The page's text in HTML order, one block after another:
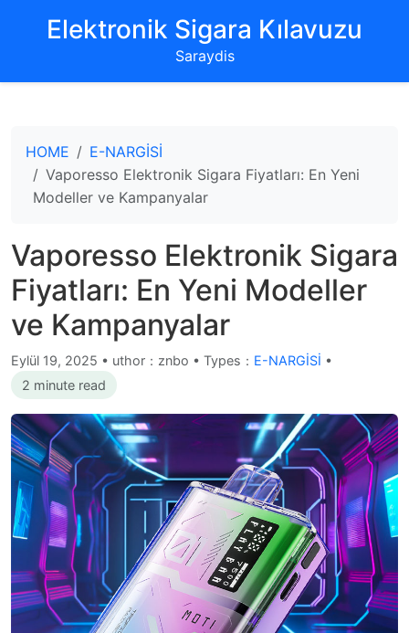
‌Elektronik Sigara Kılavuzu‌
Saraydis
HOME
E-NARGİSİ
Vaporesso Elektronik Sigara Fiyatları: En Yeni
Modeller ve Kampanyalar
Vaporesso Elektronik Sigara
Fiyatları: En Yeni Modeller
ve Kampanyalar
Eylül 19, 2025 • uthor：znbo • Types： E-NARGİSİ •
2 minute read